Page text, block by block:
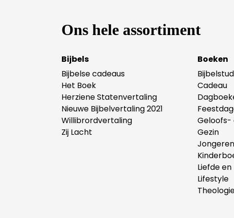
Ons hele assortiment
Bijbels
Bijbelse cadeaus
Het Boek
Herziene Statenvertaling
Nieuwe Bijbelvertaling 2021
Willibrordvertaling
Zij Lacht
Boeken
Cadeau
Geloofs-
Gezin
Jongeren
Liefde
Lifestyle